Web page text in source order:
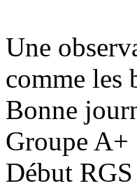
Une
comme les
Bonne
Groupe A+
Début